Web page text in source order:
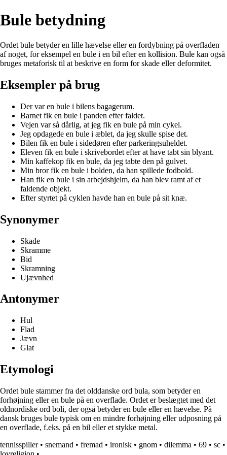
Bule betydning
Ordet bule betyder en lille hævelse eller en fordybning på overfladen
af noget, for eksempel en bule i en bil efter en kollision. Bule kan også
bruges metaforisk til at beskrive en form for skade eller deformitet.
Eksempler på brug
Der var en bule i bilens bagagerum.
Barnet fik en bule i panden efter faldet.
Vejen var så dårlig, at jeg fik en bule på min cykel.
Jeg opdagede en bule i æblet, da jeg skulle spise det.
Bilen fik en bule i sidedøren efter parkeringsuheldet.
Eleven fik en bule i skrivebordet efter at have tabt sin blyant.
Min kaffekop fik en bule, da jeg tabte den på gulvet.
Min bror fik en bule i bolden, da han spillede fodbold.
Han fik en bule i sin arbejdshjelm, da han blev ramt af et
faldende objekt.
Efter styrtet på cyklen havde han en bule på sit knæ.
Synonymer
Skade
Skramme
Bid
Skramning
Ujævnhed
Antonymer
Hul
Flad
Jævn
Glat
Etymologi
Ordet bule stammer fra det olddanske ord bula, som betyder en
forhøjning eller en bule på en overflade. Ordet er beslægtet med det
oldnordiske ord boli, der også betyder en bule eller en hævelse. På
dansk bruges bule typisk om en mindre forhøjning eller udposning på
en overflade, f.eks. på en bil eller et stykke metal.
tennisspiller• snemand • fremad • ironisk • gnom • dilemma • 69 • sc •